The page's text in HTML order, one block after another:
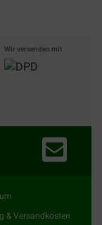
Wir versenden mit
& Versandkosten